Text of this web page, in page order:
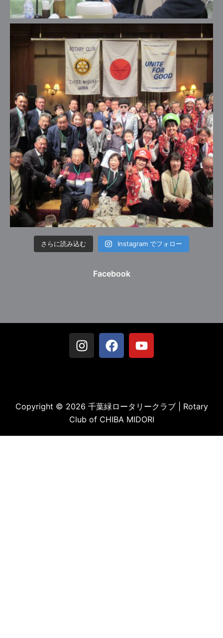
さらに読み込む Instagram でフォロー
Facebook
Copyright © 2026 千葉緑ロータリークラブ | Rotary
Club of CHIBA MIDORI